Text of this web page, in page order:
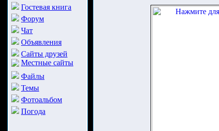
Гостевая книга
Форум
Чат
Объявления
Сайты друзей
Местные сайты
Файлы
Темы
Фотоальбом
Погода